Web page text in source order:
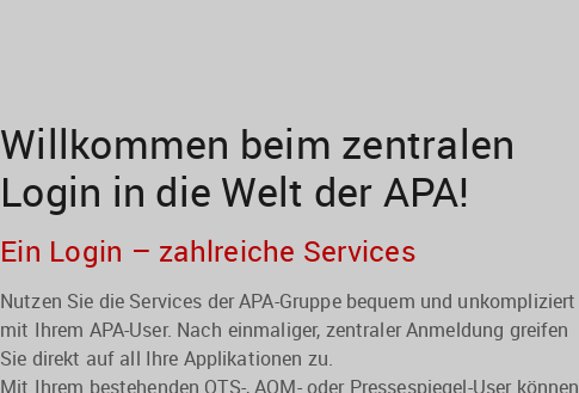
Willkommen beim zentralen
Login in die Welt der APA!
Ein Login – zahlreiche Services
Nutzen Sie die Services der APA-Gruppe bequem und unkompliziert
mit Ihrem APA-User. Nach einmaliger, zentraler Anmeldung greifen
Sie direkt auf all Ihre Applikationen zu.
Mit Ihrem bestehenden OTS-, AOM- oder Pressespiegel-User können